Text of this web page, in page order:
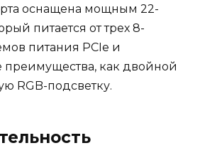
оснащена мощным 22-
питается от трех 8-
питания PCIe и
преимущества, как двойной
RGB-подсветку.